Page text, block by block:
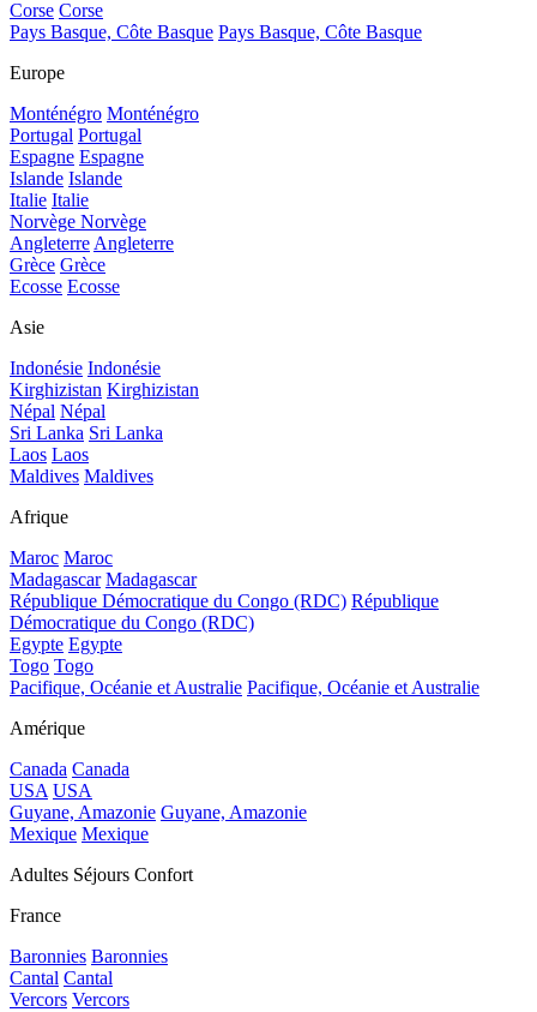
Corse Corse
Pays Basque, Côte Basque Pays Basque, Côte Basque
Europe
Monténégro Monténégro
Portugal Portugal
Espagne Espagne
Islande Islande
Italie Italie
Norvège Norvège
AngleterreAngleterre
Grèce Grèce
Ecosse Ecosse
Asie
Indonésie Indonésie
Kirghizistan Kirghizistan
Népal Népal
Sri Lanka Sri Lanka
Laos Laos
Maldives Maldives
Afrique
Maroc Maroc
Madagascar Madagascar
République Démocratique du Congo (RDC) République
Démocratique du Congo (RDC)
Egypte Egypte
Togo Togo
Pacifique, Océanie et Australie Pacifique, Océanie et Australie
Amérique
Canada Canada
USA USA
Guyane, Amazonie Guyane, Amazonie
Mexique Mexique
Adultes Séjours Confort
France
Baronnies Baronnies
Cantal Cantal
Vercors Vercors